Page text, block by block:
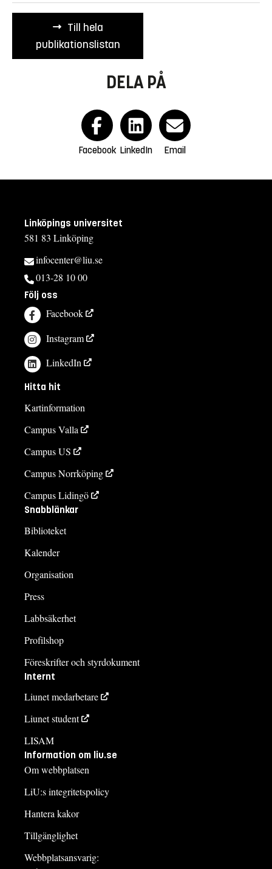
Till hela
publikationslistan
DELA PÅ
Facebook LinkedIn Email
Linköpings universitet
581 83 Linköping
infocenter@liu.se
013-28 10 00
Följ oss
Facebook
Instagram
LinkedIn
Hitta hit
Kartinformation
Campus Valla
Campus US
Campus Norrköping
Campus Lidingö
Snabblänkar
Biblioteket
Kalender
Organisation
Press
Labbsäkerhet
Profilshop
Föreskrifter och styrdokument
Internt
Liunet medarbetare
Liunet student
LISAM
Information om liu.se
Om webbplatsen
LiU:s integritetspolicy
Hantera kakor
Tillgänglighet
Webbplatsansvarig: